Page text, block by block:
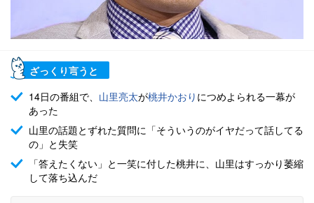
ざっくり言うと
14日の番組で、 山里亮太が桃井かおり につめよられる一幕が
あった
山里の話題とずれた質問に「そういうのがイヤだって話してる
の」と失笑
「答えたくない」と一笑に付した桃井に、山里はすっかり萎縮
して落ち込んだ